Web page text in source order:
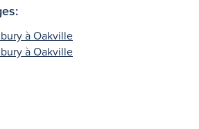
à Oakville
à Oakville